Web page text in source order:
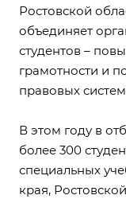
Ростовской
объединяет
студентов –
грамотности и
правовых
В этом году в
более 300
специальных
края,